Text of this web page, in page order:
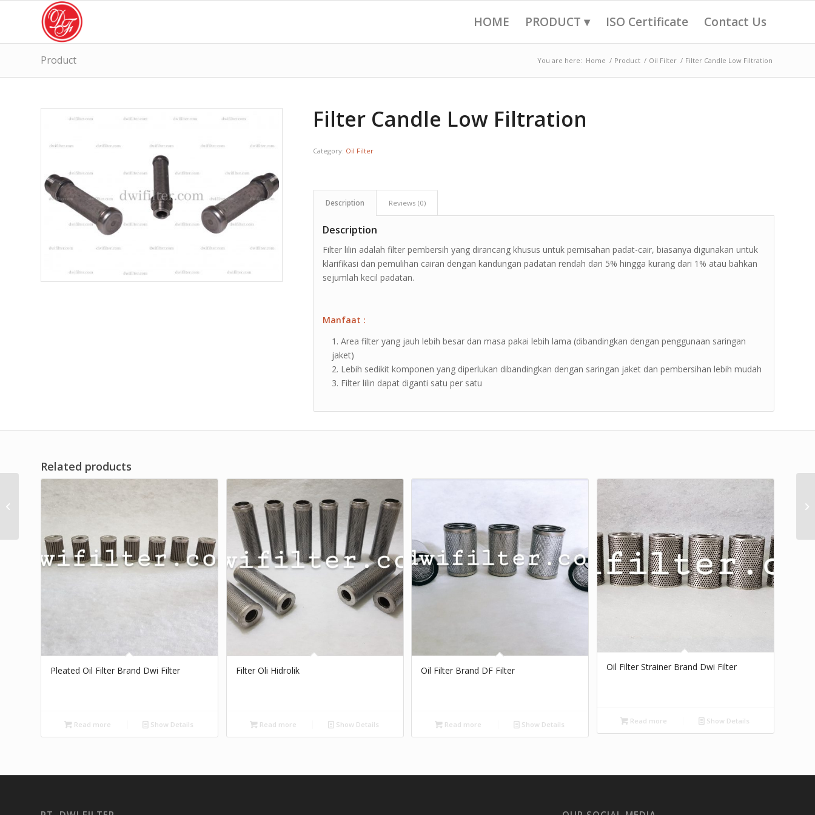
HOME PRODUCT ▾ ISO Certificate Contact Us
Product You are here: Home / Product / Oil Filter / Filter Candle Low Filtration
Filter Candle Low Filtration
Category: Oil Filter
Description Reviews (0)
Description
Filter lilin adalah filter pembersih yang dirancang khusus untuk pemisahan padat-cair, biasanya digunakan untuk
klarifikasi dan pemulihan cairan dengan kandungan padatan rendah dari 5% hingga kurang dari 1% atau bahkan
sejumlah kecil padatan.
Manfaat :
Area filter yang jauh lebih besar dan masa pakai lebih lama (dibandingkan dengan penggunaan saringan
jaket)
Lebih sedikit komponen yang diperlukan dibandingkan dengan saringan jaket dan pembersihan lebih mudah
Filter lilin dapat diganti satu per satu
Related products
Pleated Oil Filter Brand Dwi Filter
Read more Show Details
Filter Oli Hidrolik
Read more Show Details
Oil Filter Brand DF Filter
Read more Show Details
Oil Filter Strainer Brand Dwi Filter
Read more Show Details